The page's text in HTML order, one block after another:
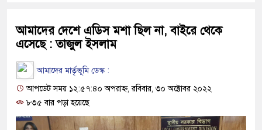
আমাদের দেশে এডিস মশা ছিল না, বাইরে থেকে
এসেছে : তাজুল ইসলাম
আমাদের মার্তৃভূমি ডেস্ক :
আপডেট সময় ১২:৫৭:৪০ অপরাহ্ন, রবিবার, ৩০ অক্টোবর ২০২২
৮৩৫ বার পড়া হয়েছে